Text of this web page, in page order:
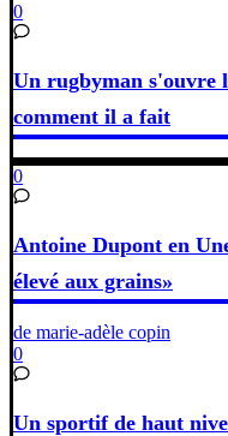
0
Un rugbyman s'ouvre
comment il a fait
0
Antoine Dupont en
élevé aux grains»
de marie-adèle copin
0
Un sportif de haut